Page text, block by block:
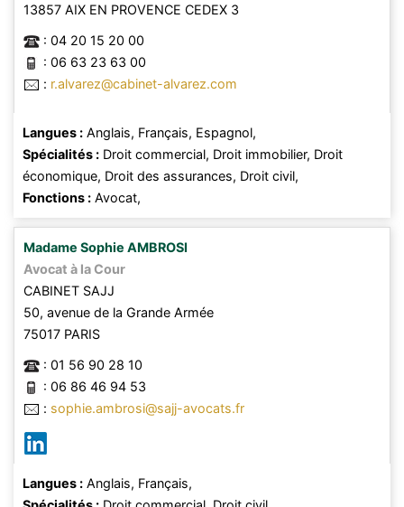
13857 AIX EN PROVENCE CEDEX 3
: 04 20 15 20 00
: 06 63 23 63 00
: r.alvarez@cabinet-alvarez.com
Langues : Anglais, Français, Espagnol,
Spécialités : Droit commercial, Droit immobilier, Droit
économique, Droit des assurances, Droit civil,
Fonctions : Avocat,
Madame Sophie AMBROSI
Avocat à la Cour
CABINET SAJJ
50, avenue de la Grande Armée
75017 PARIS
: 01 56 90 28 10
: 06 86 46 94 53
: sophie.ambrosi@sajj-avocats.fr
Langues : Anglais, Français,